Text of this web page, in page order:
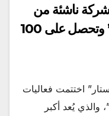
ناشئة من
لاتفيا تفوز بتحدي “سوبر نوفا” وتحصل على 100
اختتمت فعاليات
والذي يُعد أكبر